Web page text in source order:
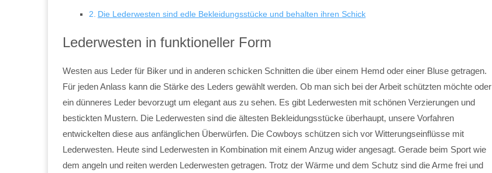
Die Lederwesten sind edle Bekleidungsstücke und behalten ihren Schick
Lederwesten in funktioneller Form
Westen aus Leder für Biker und in anderen schicken Schnitten die über einem Hemd oder einer Bluse getragen.
Für jeden Anlass kann die Stärke des Leders gewählt werden. Ob man sich bei der Arbeit schützten möchte oder
ein dünneres Leder bevorzugt um elegant aus zu sehen. Es gibt Lederwesten mit schönen Verzierungen und
bestickten Mustern. Die Lederwesten sind die ältesten Bekleidungsstücke überhaupt, unsere Vorfahren
entwickelten diese aus anfänglichen Überwürfen. Die Cowboys schützen sich vor Witterungseinflüsse mit
Lederwesten. Heute sind Lederwesten in Kombination mit einem Anzug wider angesagt. Gerade beim Sport wie
dem angeln und reiten werden Lederwesten getragen. Trotz der Wärme und dem Schutz sind die Arme frei und